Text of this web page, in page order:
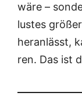
wäre –
lus­tes
her­an­lässt,
ren. Das ist